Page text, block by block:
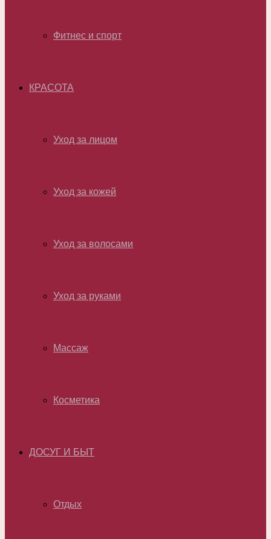
Фитнес и спорт
КРАСОТА
Уход за лицом
Уход за кожей
Уход за волосами
Уход за руками
Массаж
Косметика
ДОСУГ И БЫТ
Отдых